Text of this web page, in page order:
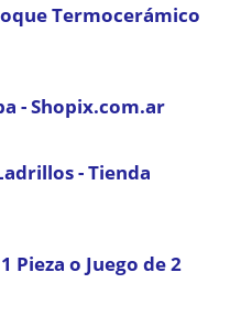
Termocerámico
- Shopix.com.ar
- Tienda
Pieza o Juego de 2